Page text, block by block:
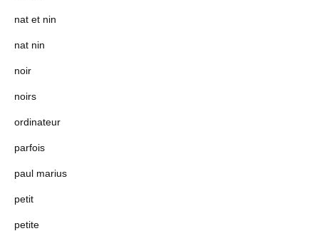
nat et nin
nat nin
noir
noirs
ordinateur
parfois
paul marius
petit
petite